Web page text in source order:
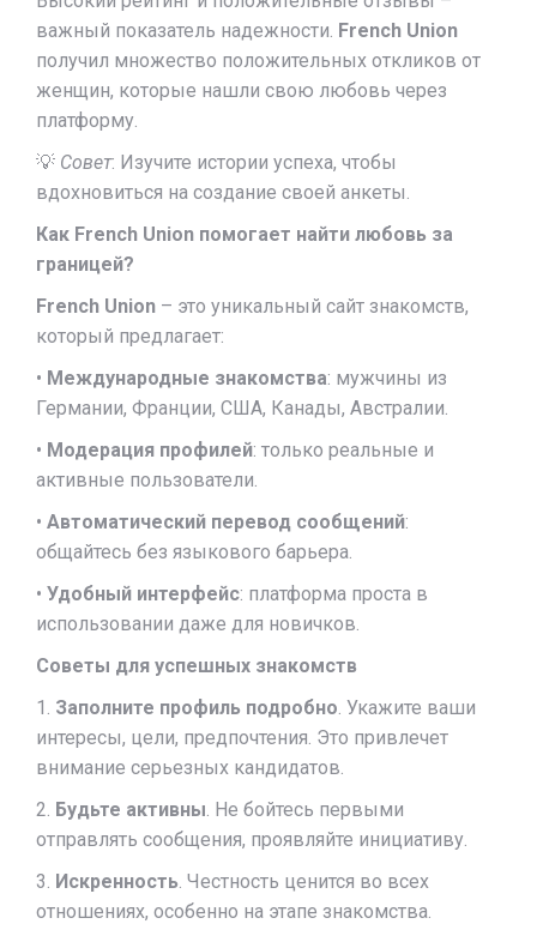
важный показатель надежности. French Union
получил множество положительных откликов от
женщин, которые нашли свою любовь через
платформу.
💡 Совет: Изучите истории успеха, чтобы
вдохновиться на создание своей анкеты.
Как French Union помогает найти любовь за
границей?
French Union – это уникальный сайт знакомств,
который предлагает:
• Международные знакомства: мужчины из
Германии, Франции, США, Канады, Австралии.
• Модерация профилей: только реальные и
активные пользователи.
• Автоматический перевод сообщений:
общайтесь без языкового барьера.
• Удобный интерфейс: платформа проста в
использовании даже для новичков.
Советы для успешных знакомств
1. Заполните профиль подробно. Укажите ваши
интересы, цели, предпочтения. Это привлечет
внимание серьезных кандидатов.
2. Будьте активны. Не бойтесь первыми
отправлять сообщения, проявляйте инициативу.
3. Искренность. Честность ценится во всех
отношениях, особенно на этапе знакомства.